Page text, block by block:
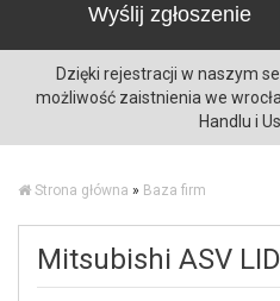
Wyślij zgłoszenie
Dzięki rejestracji w naszym
możliwość zaistnienia we
Handlu i
Strona główna » Baza firm
Mitsubishi ASV